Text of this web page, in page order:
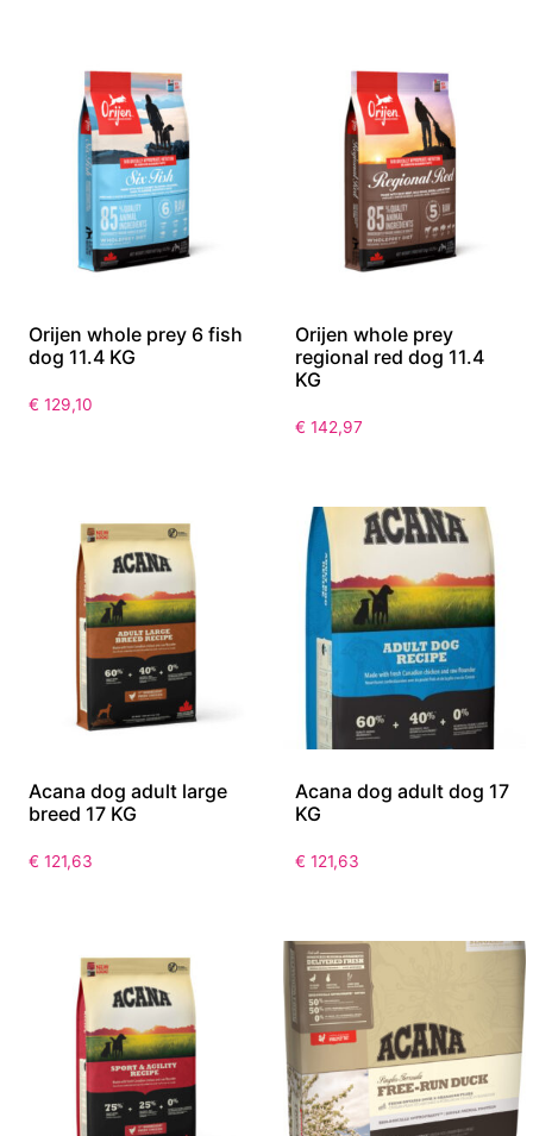
Orijen whole prey 6 fish
dog 11.4 KG
€ 129,10
Orijen whole prey
regional red dog 11.4
KG
€ 142,97
Acana dog adult large
breed 17 KG
€ 121,63
Acana dog adult dog 17
KG
€ 121,63